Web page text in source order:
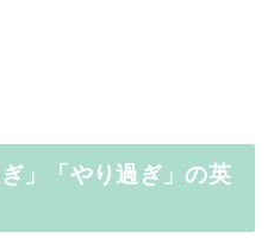
」「やり過ぎ」の英